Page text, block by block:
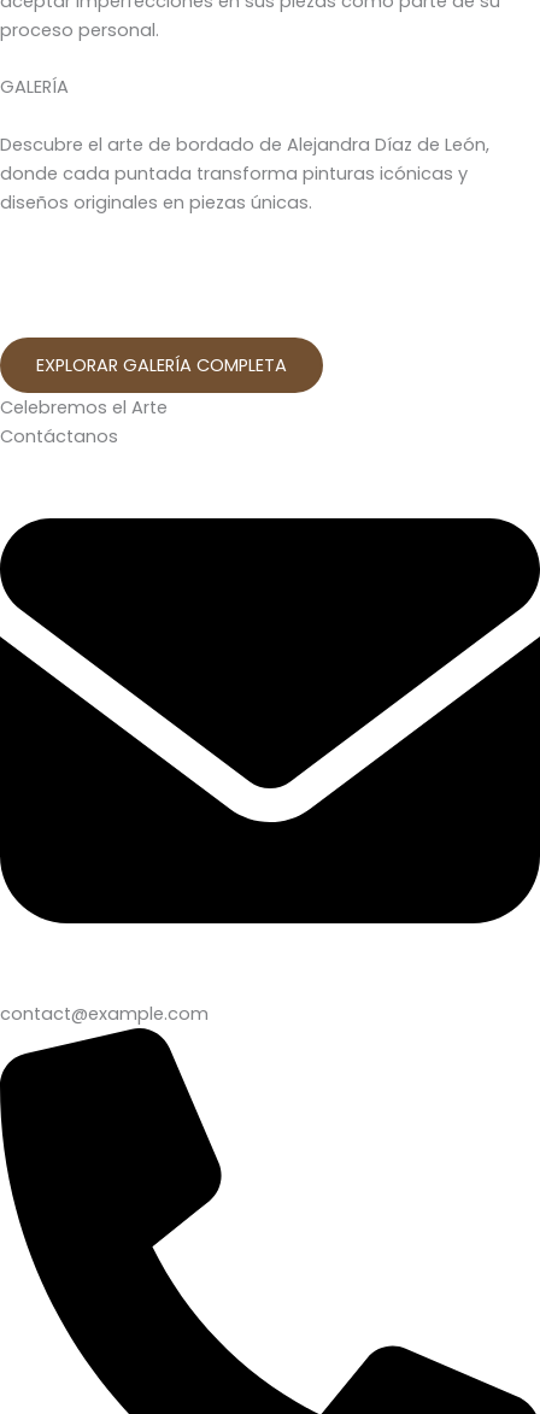
proceso personal.
GALERÍA
Descubre el arte de bordado de Alejandra Díaz de León,
donde cada puntada transforma pinturas icónicas y
diseños originales en piezas únicas.
EXPLORAR GALERÍA COMPLETA
Celebremos el Arte
Contáctanos
contact@example.com